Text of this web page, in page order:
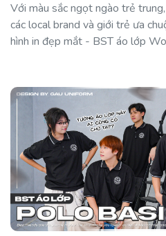
Với màu sắc ngọt ngào trẻ
các local brand và giới trẻ ưa
hình in đẹp mắt - BST áo lớp